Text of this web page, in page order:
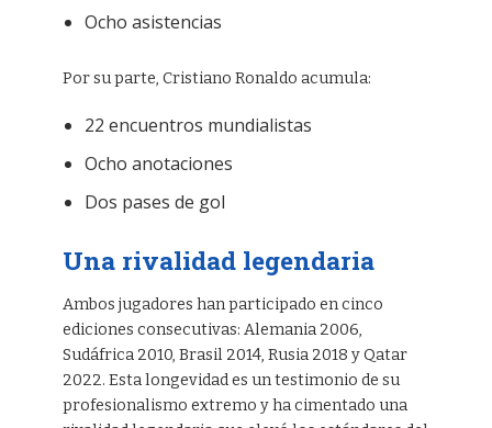
Ocho asistencias
Por su parte, Cristiano Ronaldo acumula:
22 encuentros mundialistas
Ocho anotaciones
Dos pases de gol
Una rivalidad legendaria
Ambos jugadores han participado en cinco
ediciones consecutivas: Alemania 2006,
Sudáfrica 2010, Brasil 2014, Rusia 2018 y Qatar
2022. Esta longevidad es un testimonio de su
profesionalismo extremo y ha cimentado una